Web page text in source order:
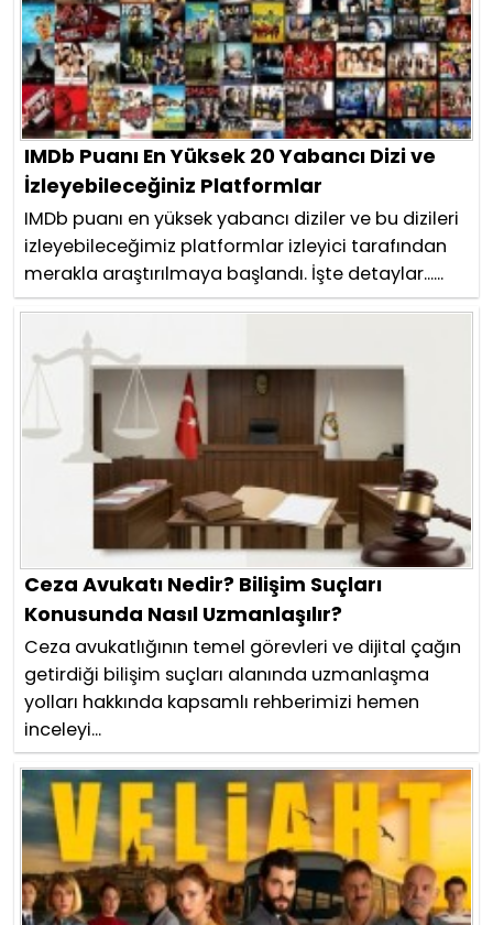
IMDb Puanı En Yüksek 20 Yabancı Dizi ve
İzleyebileceğiniz Platformlar
IMDb puanı en yüksek yabancı diziler ve bu dizileri
izleyebileceğimiz platformlar izleyici tarafından
merakla araştırılmaya başlandı. İşte detaylar......
Ceza Avukatı Nedir? Bilişim Suçları
Konusunda Nasıl Uzmanlaşılır?
Ceza avukatlığının temel görevleri ve dijital çağın
getirdiği bilişim suçları alanında uzmanlaşma
yolları hakkında kapsamlı rehberimizi hemen
inceleyi...